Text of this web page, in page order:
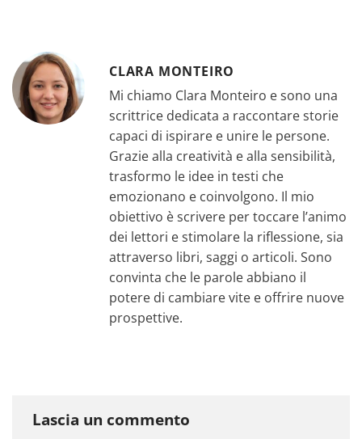
CLARA MONTEIRO
Mi chiamo Clara Monteiro e sono una
scrittrice dedicata a raccontare storie
capaci di ispirare e unire le persone.
Grazie alla creatività e alla sensibilità,
trasformo le idee in testi che
emozionano e coinvolgono. Il mio
obiettivo è scrivere per toccare l’animo
dei lettori e stimolare la riflessione, sia
attraverso libri, saggi o articoli. Sono
convinta che le parole abbiano il
potere di cambiare vite e offrire nuove
prospettive.
Lascia un commento